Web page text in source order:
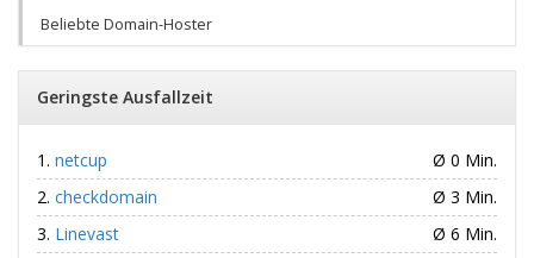
Beliebte Domain-Hoster
Geringste Ausfallzeit
netcup
Ø 0 Min.
checkdomain
Ø 3 Min.
Linevast
Ø 6 Min.